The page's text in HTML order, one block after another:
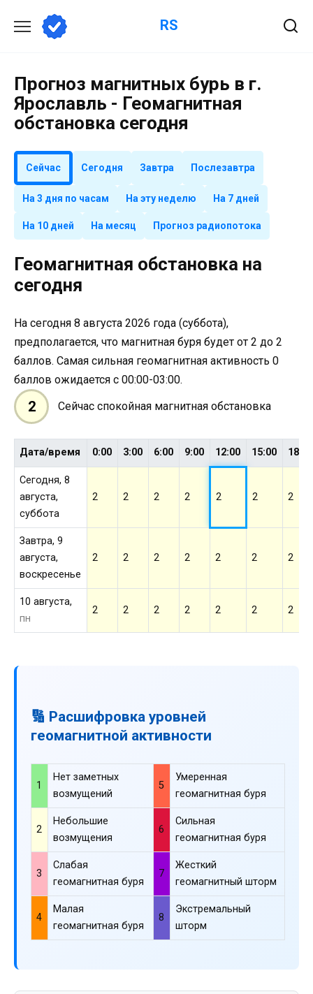
содержанию
RS
Прогноз магнитных бурь в г.
Ярославль - Геомагнитная
обстановка сегодня
Сейчас Сегодня Завтра Послезавтра
На 3 дня по часам На эту неделю На 7 дней
На 10 дней На месяц Прогноз радиопотока
Геомагнитная обстановка на
сегодня
На сегодня 8 августа 2026 года (суббота),
предполагается, что магнитная буря будет от 2 до 2
баллов. Самая сильная геомагнитная активность 0
баллов ожидается с 00:00-03:00.
2 Сейчас спокойная магнитная обстановка
Дата/время 0:00 3:00 6:00 9:00 12:00 15:00 18:00
Сегодня, 8
августа,
суббота
2 2 2 2 2 2 2
Завтра, 9
августа,
воскресенье
2 2 2 2 2 2 2
10 августа,
пн
2 2 2 2 2 2 2
🔢 Расшифровка уровней
геомагнитной активности
1
Нет заметных
возмущений
5
Умеренная
геомагнитная буря
2
Небольшие
возмущения
6
Сильная
геомагнитная буря
3
Слабая
геомагнитная буря
7
Жесткий
геомагнитный шторм
4
Малая
геомагнитная буря
8
Экстремальный
шторм